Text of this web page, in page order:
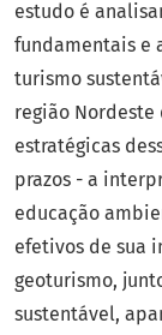
estudo é
fundamentais e
turismo
região
estratégicas
prazos - a
educação
efetivos de sua
geoturismo,
sustentável,